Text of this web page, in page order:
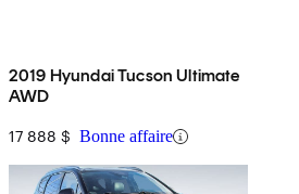
2019 Hyundai Tucson Ultimate
AWD
17 888 $ Bonne affaire